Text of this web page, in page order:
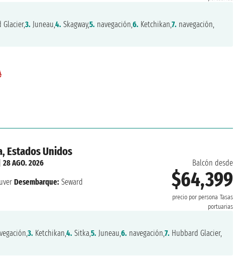
Glacier,3. Juneau,4. Skagway,5. navegación,6. Ketchikan,7. navegación,
Estados Unidos
Balcón desde
$64,399
precio por persona Tasas
portuarias
28 AGO. 2026
Desembarque: Seward
3. Ketchikan,4. Sitka,5. Juneau,6. navegación,7. Hubbard Glacier,